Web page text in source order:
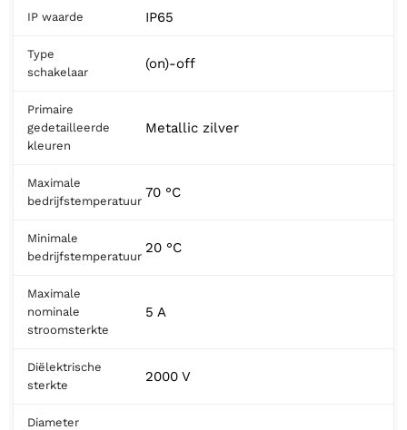
IP waarde IP65
Type
schakelaar
(on)-off
Primaire
gedetailleerde
kleuren
Metallic zilver
Maximale
bedrijfstemperatuur
70 °C
Minimale
bedrijfstemperatuur
20 °C
Maximale
nominale
stroomsterkte
5 A
Diëlektrische
sterkte
2000 V
Diameter